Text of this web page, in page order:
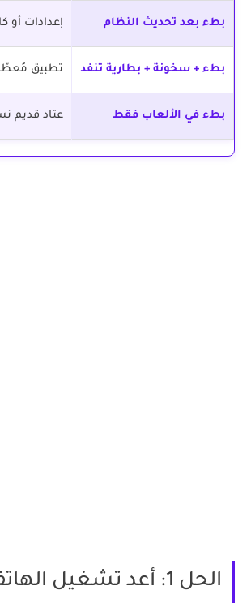
بطء بعد تحديث النظام إعدادات أو
بطء + سخونة + بطارية تنفد تطبيق
بطء في الألعاب فقط عتاد قديم
الحل 1: أعد تشغيل